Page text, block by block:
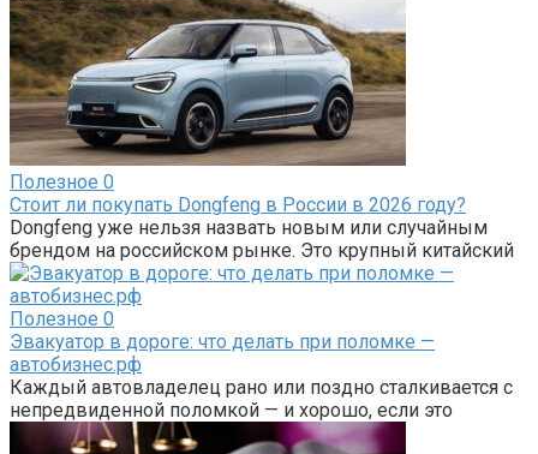
Полезное 0
Стоит ли покупать Dongfeng в России в 2026 году?
Dongfeng уже нельзя назвать новым или случайным
брендом на российском рынке. Это крупный китайский
Полезное 0
Эвакуатор в дороге: что делать при поломке —
автобизнес.рф
Каждый автовладелец рано или поздно сталкивается с
непредвиденной поломкой — и хорошо, если это